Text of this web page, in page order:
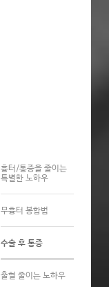
흉터/통증을 줄이는
특별한 노하우
무흉터 봉합법
수술 후 통증
출혈 줄이는 노하우